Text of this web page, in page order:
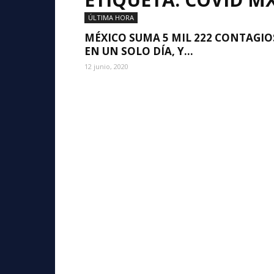
ÚLTIMA HORA
MÉXICO SUMA 5 MIL 222
EN UN SOLO DÍA, Y...
12 junio, 2020